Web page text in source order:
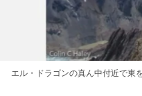
エル・ドラゴンの真ん中付近で東